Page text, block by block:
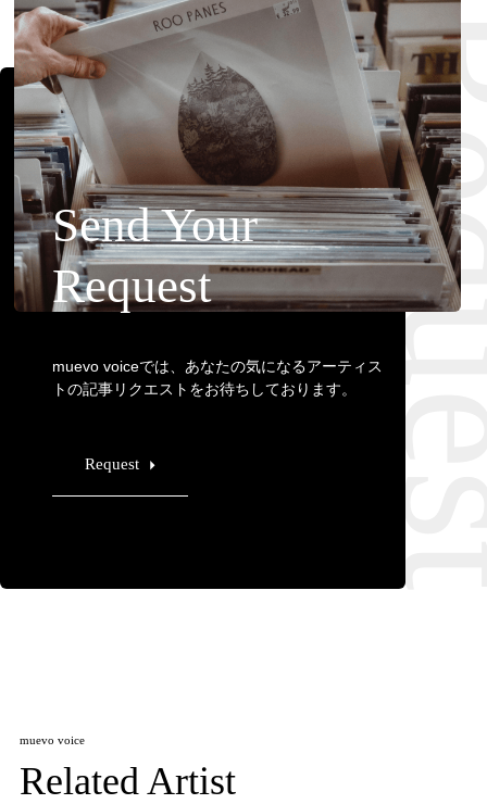
Send Your
Request
muevo voiceでは、あなたの気になるアーティス
トの記事リクエストをお待ちしております。
Request
muevo voice
Related Artist